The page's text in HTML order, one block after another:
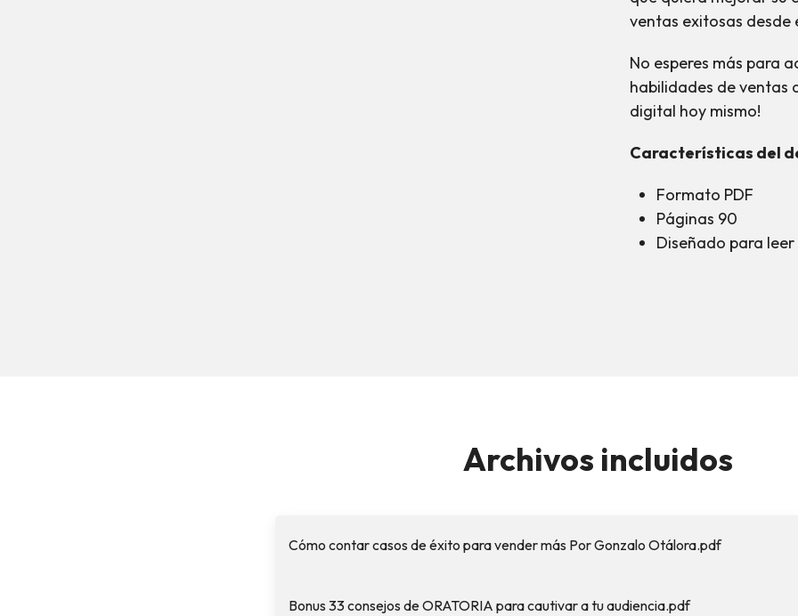
ventas exitosas desde
No esperes más para
habilidades de ventas
digital hoy mismo!
Características del
Formato PDF
Páginas 90
Diseñado para
Archivos incluidos
Cómo contar casos de éxito para vender más Por Gonzalo Otálora.pdf
Bonus 33 consejos de ORATORIA para cautivar a tu audiencia.pdf